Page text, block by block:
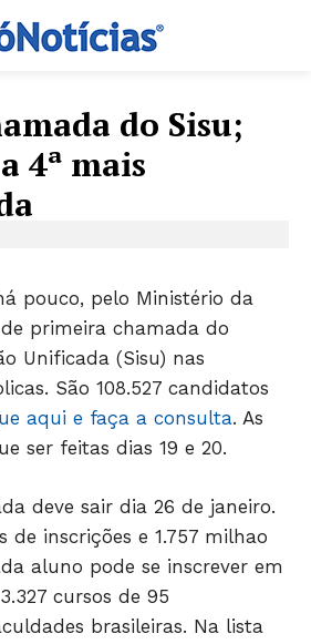
Notícias
do Sisu;
4ª mais
pouco, pelo Ministério da
primeira chamada do
Unificada (Sisu) nas
São 108.527 candidatos
aqui e faça a consulta. As
ser feitas dias 19 e 20.
deve sair dia 26 de janeiro.
de inscrições e 1.757 milhao
aluno pode se inscrever em
cursos de 95
brasileiras. Na lista